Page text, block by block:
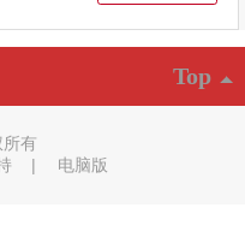
Top
有
| 电脑版